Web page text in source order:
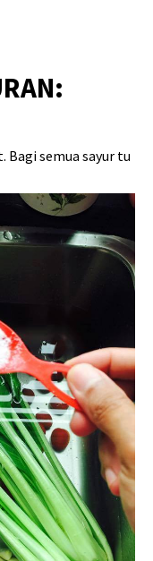
Bagi semua sayur tu